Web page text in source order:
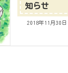
知らせ
2018年11月30日